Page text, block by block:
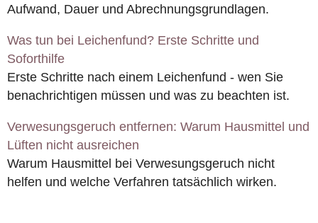
Aufwand, Dauer und Abrechnungsgrundlagen.
Was tun bei Leichenfund? Erste Schritte und
Soforthilfe
Erste Schritte nach einem Leichenfund - wen Sie
benachrichtigen müssen und was zu beachten ist.
Verwesungsgeruch entfernen: Warum Hausmittel und
Lüften nicht ausreichen
Warum Hausmittel bei Verwesungsgeruch nicht
helfen und welche Verfahren tatsächlich wirken.